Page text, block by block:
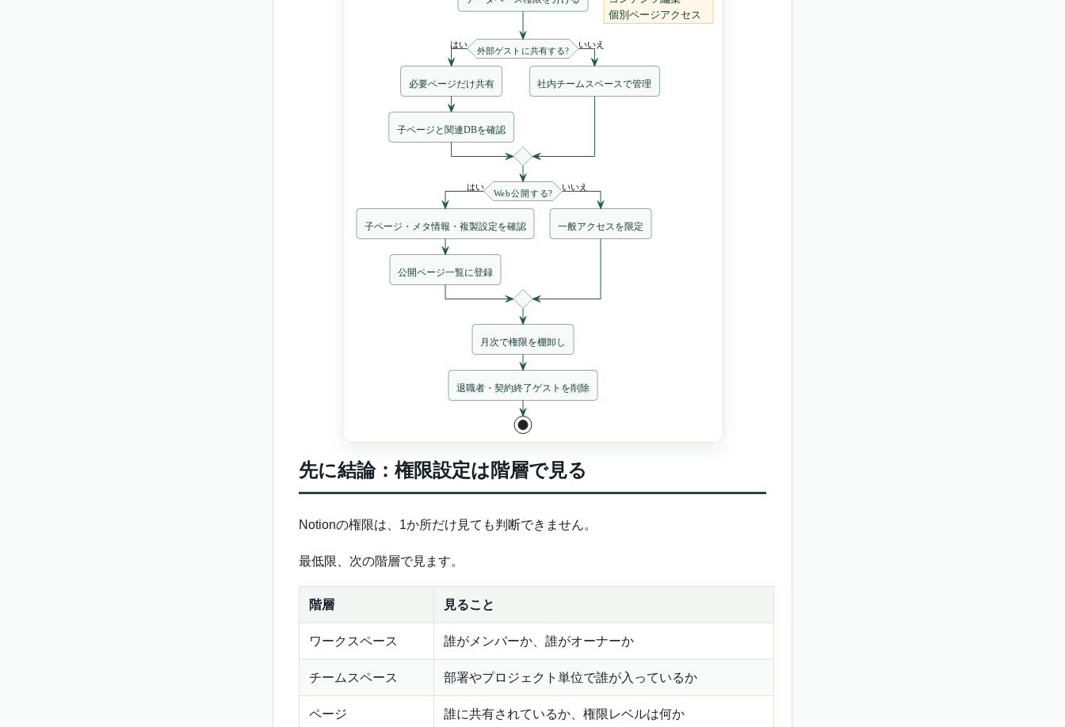
先に結論：権限設定は階層で見る
Notionの権限は、1か所だけ見ても判断できません。
最低限、次の階層で見ます。
階層 見ること
ワークスペース 誰がメンバーか、誰がオーナーか
チームスペース 部署やプロジェクト単位で誰が入っているか
ページ 誰に共有されているか、権限レベルは何か